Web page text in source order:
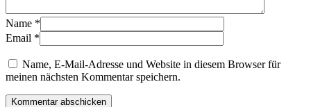
Name *
Email *
Name, E-Mail-Adresse und Website in diesem Browser für
meinen nächsten Kommentar speichern.